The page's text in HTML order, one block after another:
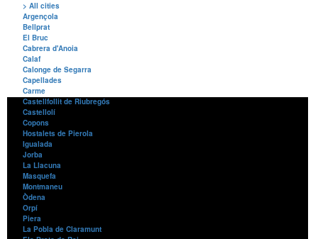
> All cities
Argençola
Bellprat
El Bruc
Cabrera d'Anoia
Calaf
Calonge de Segarra
Capellades
Carme
Castellfollit de Riubregós
Castellolí
Copons
Hostalets de Pierola
Igualada
Jorba
La Llacuna
Masquefa
Montmaneu
Òdena
Orpí
Piera
La Pobla de Claramunt